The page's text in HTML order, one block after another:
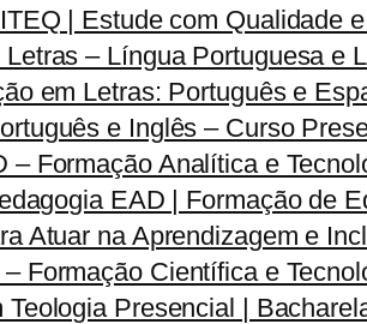
| Estude com Qualidade
– Língua Portuguesa e
em Letras: Português e
e Inglês – Curso
– Formação Analítica e
EAD | Formação de
Atuar na Aprendizagem e
Formação Científica e
Teologia Presencial |